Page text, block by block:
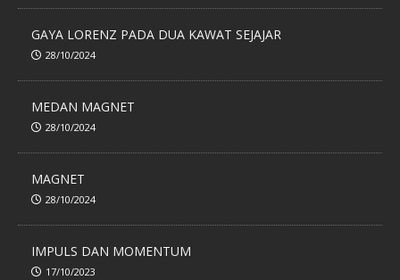
GAYA LORENZ PADA DUA KAWAT SEJAJAR
28/10/2024
MEDAN MAGNET
28/10/2024
MAGNET
28/10/2024
IMPULS DAN MOMENTUM
17/10/2023